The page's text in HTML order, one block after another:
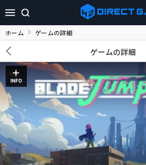
ホーム ゲームの詳細
ゲームの詳細